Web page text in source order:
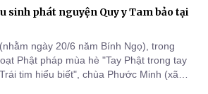
sinh phát nguyện Quy y Tam bảo tại
ngày 20/6 năm Bính Ngọ), trong
Phật pháp mùa hè "Tay Phật trong tay
tim hiểu biết", chùa Phước Minh (xã